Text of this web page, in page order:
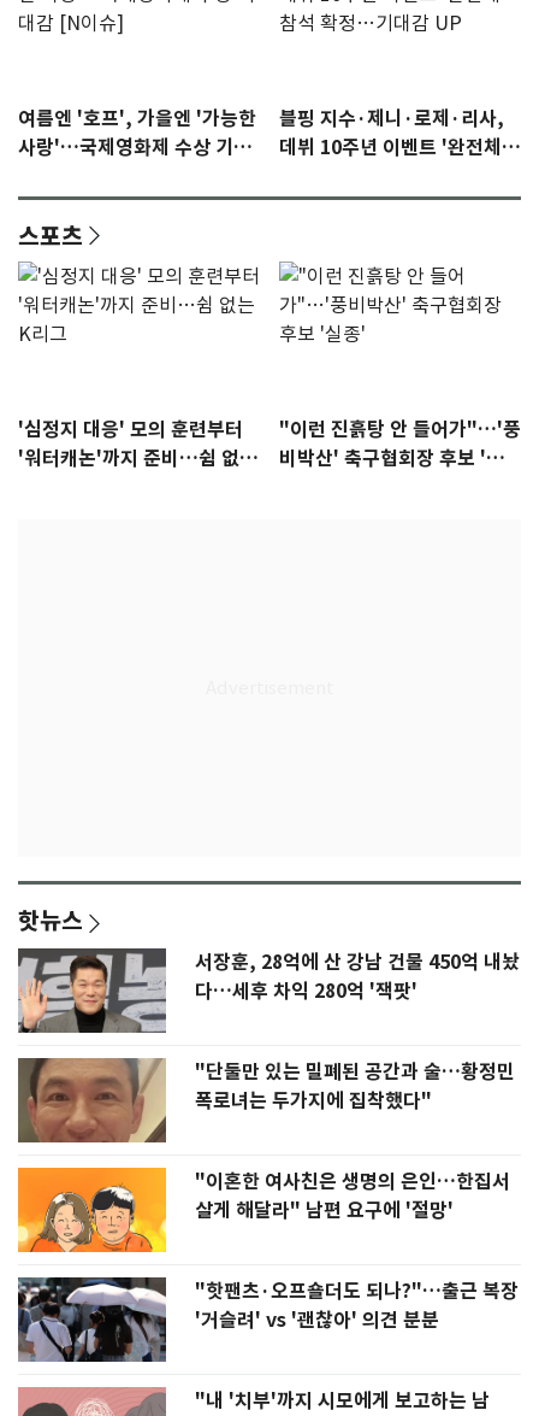
여름엔 '호프', 가을엔 '가능한
사랑'…국제영화제 수상 기대
블핑 지수·제니·로제·리사,
데뷔 10주년 이벤트 '완전체'
스포츠
'심정지 대응' 모의 훈련부터
'워터캐논'까지 준비…쉼 없는
"이런 진흙탕 안 들어가"…'풍
비박산' 축구협회장 후보 '실
핫뉴스
서장훈, 28억에 산 강남 건물 450억 내놨
다…세후 차익 280억 '잭팟'
"단둘만 있는 밀폐된 공간과 술…황정민
폭로녀는 두가지에 집착했다"
"이혼한 여사친은 생명의 은인…한집서
살게 해달라" 남편 요구에 '절망'
"핫팬츠·오프숄더도 되나?"…출근 복장
'거슬려' vs '괜찮아' 의견 분분
"내 '치부'까지 시모에게 보고하는 남